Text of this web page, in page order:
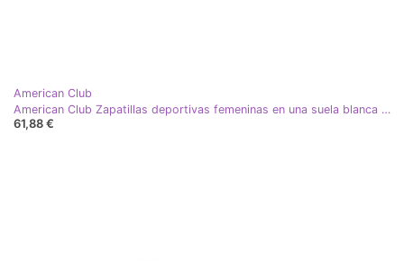
American Club
American Club Zapatillas deportivas femeninas en una suela blanca gruesa blanco
61,88 €